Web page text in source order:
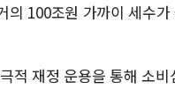
의 100조원 가까이 세수
적 재정 운용을 통해 소